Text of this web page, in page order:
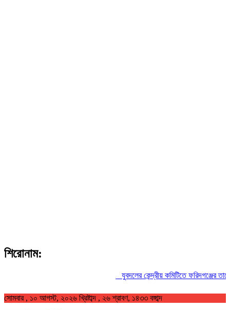
শিরোনাম:
যুবদলের কেন্দ্রীয় কমিটিতে ফরিদগঞ্জের
সোমবার , ১০ আগস্ট, ২০২৬ খ্রিষ্টাব্দ , ২৬ শ্রাবণ, ১৪৩৩ বঙ্গাব্দ